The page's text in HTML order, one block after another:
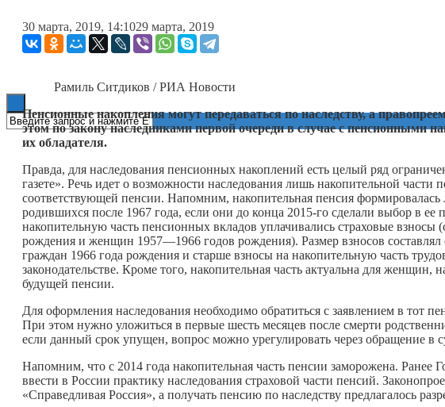
ESG
30 марта, 2019, 14:1029 марта, 2019
Рамиль Ситдиков / РИА Новости
Пенсионные накопления могут передаваться по наследству, а
этом по закону наследниками первой очереди в случае с пенсионными
их обладателя.
Правда, для наследования пенсионных накоплений есть целый ряд
газете». Речь идет о возможности наследования лишь накопительной
соответствующей пенсии. Напомним, накопительная пенсия
родившихся после 1967 года, если они до конца 2015-го сделали выбор в
накопительную часть пенсионных вкладов уплачивались страховые
рождения и женщин 1957—1966 годов рождения). Размер взносов составлял
граждан 1966 года рождения и старше взносы на накопительную часть
законодательстве. Кроме того, накопительная часть актуальна для
будущей пенсии.
Для оформления наследования необходимо обратиться с заявлением в тот
При этом нужно уложиться в первые шесть месяцев после смерти
если данный срок упущен, вопрос можно урегулировать через обращение в
Напомним, что с 2014 года накопительная часть пенсии заморожена. Ранее
ввести в России практику наследования страховой части пенсий.
«Справедливая Россия», а получать пенсию по наследству предлагалось